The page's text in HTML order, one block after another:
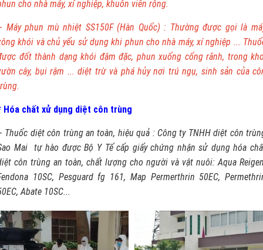
cho nhà máy, xí nghiệp, khuôn viên rộng.
Máy phun mù nhiệt SS150F (Hàn Quốc) : Thường được gọi là
khói và chủ yếu sử dụng khi phun cho nhà máy, xí nghiệp ...
đốt thành dạng khói đậm đặc, phun xuống cống rãnh, trong
cây, bụi rậm ... diệt trừ và phá hủy nơi trú ngụ, sinh sản của
Hóa chất xử dụng diệt côn trùng
Thuốc diệt côn trùng an toàn, hiệu quả : Công ty TNHH diệt côn
Mai tự hào được Bộ Y Tế cấp giấy chứng nhận sử dụng hóa
côn trùng an toàn, chất lượng cho người và vật nuôi: Aqua
10SC, Pesguard fg 161, Map Permerthrin 50EC,
Abate 10SC...